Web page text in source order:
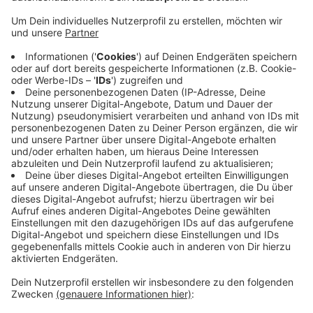
Wegen der aktuell extrem steigenden Energiepreise
können einige größere Energiehändler gerade nicht
mehr liefern, teil die NEW mit. Deshalb müsse man nun
Strom und Gas für einige tausend betroffene Kunden
nachbeschaffen - allerdings zu den aktuell sehr hohen
Marktpreisen. Die Preise für die Grund- und
Ersatzversorgung werden deshalb angepasst, und so
voraussichtlich teurer. Die angepassten Preise gelten
laut NEW vorerst für das erste Quartal 2022 - und
zwar nur für Neukunden. Bestandskunden seien davon
nicht betroffen.
Anzeige